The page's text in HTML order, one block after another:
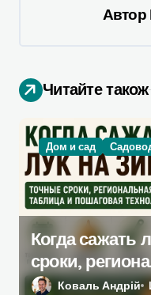
з
а
п
и
с
я
м
Автор
Читайте також
Дом и сад
Когда сажать
сроки,
пошаговая
Коваль Андрій